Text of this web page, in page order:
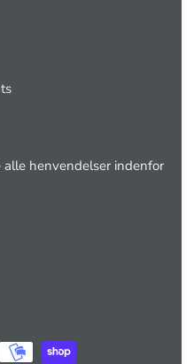
henvendelser indenfor